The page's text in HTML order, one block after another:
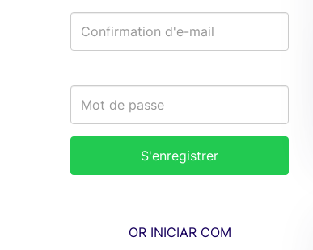
OR INICIAR COM